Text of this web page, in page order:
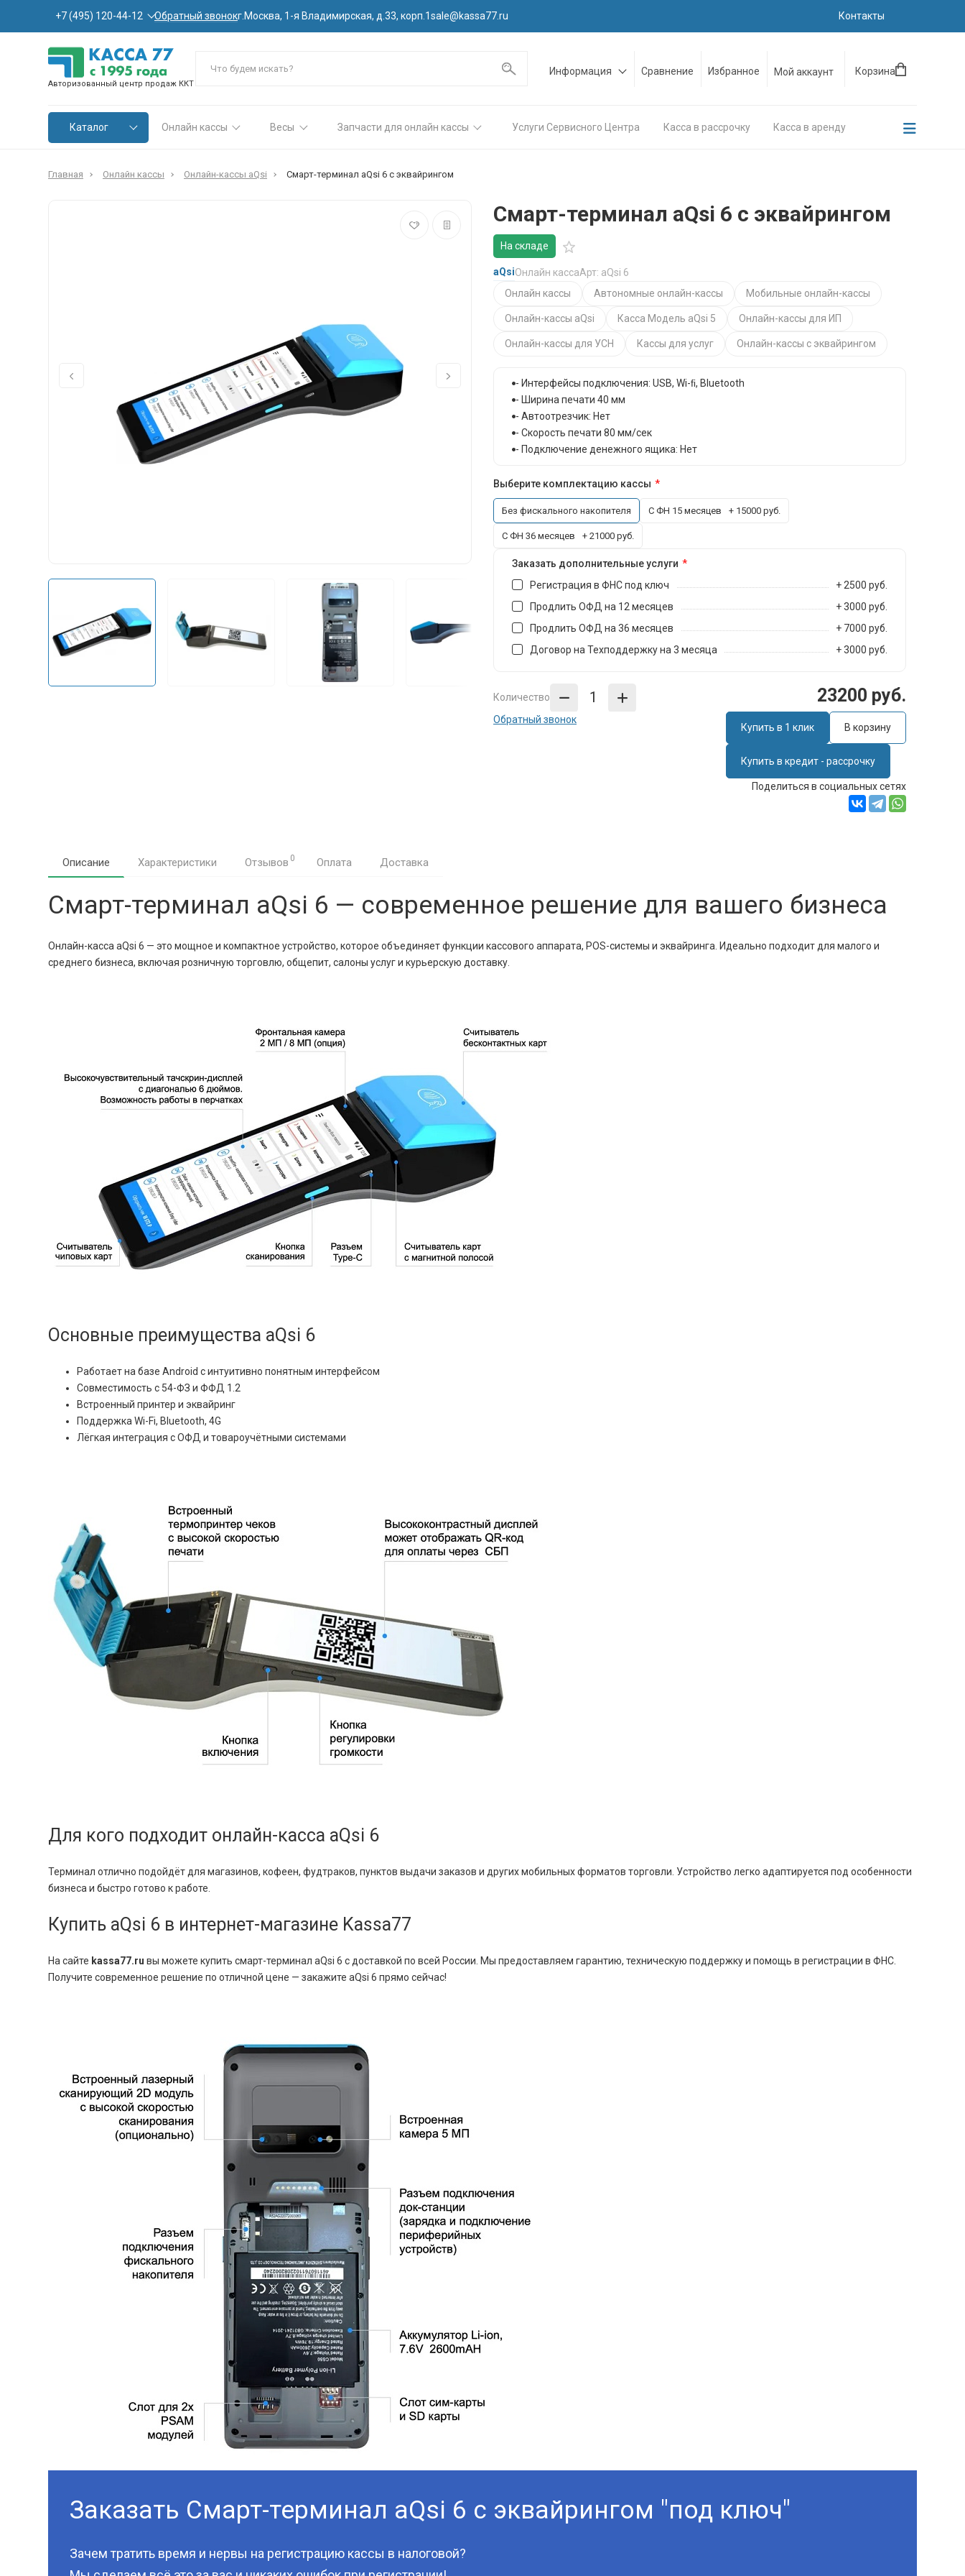
+7 (495) 120-44-12 Обратный звонокг.Москва, 1-я Владимирская, д.33, корп.1sale@kassa77.ru Контакты
Авторизованный центр продаж ККТ
Информация Сравнение Избранное Мой аккаунт Корзина
Каталог Онлайн кассы Весы Запчасти для онлайн кассы Услуги Сервисного Центра Касса в рассрочку Касса в аренду
Главная Онлайн кассы Онлайн-кассы aQsi Смарт-терминал aQsi 6 с эквайрингом
Смарт-терминал aQsi 6 с эквайрингом
На складе
aQsiОнлайн кассаАрт: aQsi 6
Онлайн кассы
Автономные онлайн-кассы Мобильные онлайн-кассы
Онлайн-кассы aQsi Касса Модель aQsi 5 Онлайн-кассы для ИП
Онлайн-кассы для УСН Кассы для услуг Онлайн-кассы с эквайрингом
- Интерфейсы подключения: USB, Wi-ﬁ, Bluetooth
- Ширина печати 40 мм
- Автоотрезчик: Нет
- Скорость печати 80 мм/сек
- Подключение денежного ящика: Нет
Выберите комплектацию кассы
Без фискального накопителя С ФН 15 месяцев + 15000 руб.
С ФН 36 месяцев + 21000 руб.
Заказать дополнительные услуги
Регистрация в ФНС под ключ
+ 2500 руб.
Продлить ОФД на 12 месяцев
+ 3000 руб.
Продлить ОФД на 36 месяцев
+ 7000 руб.
Договор на Техподдержку на 3 месяца
+ 3000 руб.
Количество 23200 руб.
Обратный звонок
Купить в 1 клик В корзину
Купить в кредит - рассрочку
Поделиться в социальных сетях
Описание Характеристики Отзывов 0 Оплата Доставка
Смарт-терминал aQsi 6 — современное решение для вашего бизнеса
Онлайн-касса aQsi 6 — это мощное и компактное устройство, которое объединяет функции кассового аппарата, POS-системы и эквайринга. Идеально подходит для малого и
среднего бизнеса, включая розничную торговлю, общепит, салоны услуг и курьерскую доставку.
Основные преимущества aQsi 6
Работает на базе Android с интуитивно понятным интерфейсом
Совместимость с 54-ФЗ и ФФД 1.2
Встроенный принтер и эквайринг
Поддержка Wi-Fi, Bluetooth, 4G
Лёгкая интеграция с ОФД и товароучётными системами
Для кого подходит онлайн-касса aQsi 6
Терминал отлично подойдёт для магазинов, кофеен, фудтраков, пунктов выдачи заказов и других мобильных форматов торговли. Устройство легко адаптируется под особенности
бизнеса и быстро готово к работе.
Купить aQsi 6 в интернет-магазине Kassa77
На сайте kassa77.ru вы можете купить смарт-терминал aQsi 6 с доставкой по всей России. Мы предоставляем гарантию, техническую поддержку и помощь в регистрации в ФНС.
Получите современное решение по отличной цене — закажите aQsi 6 прямо сейчас!
Заказать Смарт-терминал aQsi 6 с эквайрингом "под ключ"
Зачем тратить время и нервы на регистрацию кассы в налоговой?